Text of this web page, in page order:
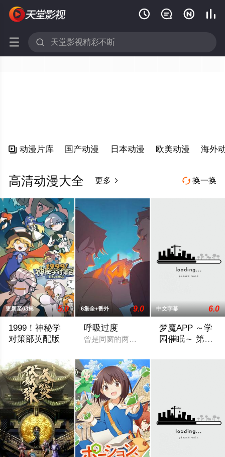
   
 
 动漫片库 国产动漫 日本动漫 欧美动漫 海外
 换一换
高清动漫大全 更多 
更新至03集 5.0
1999！神秘学
对策部英配版
6集全+番外 9.0
呼吸过度
曾是同窗的两人在一次同学会上再次见面
中文字幕 6.0
梦魔APP ～学
园催眠～ 第1